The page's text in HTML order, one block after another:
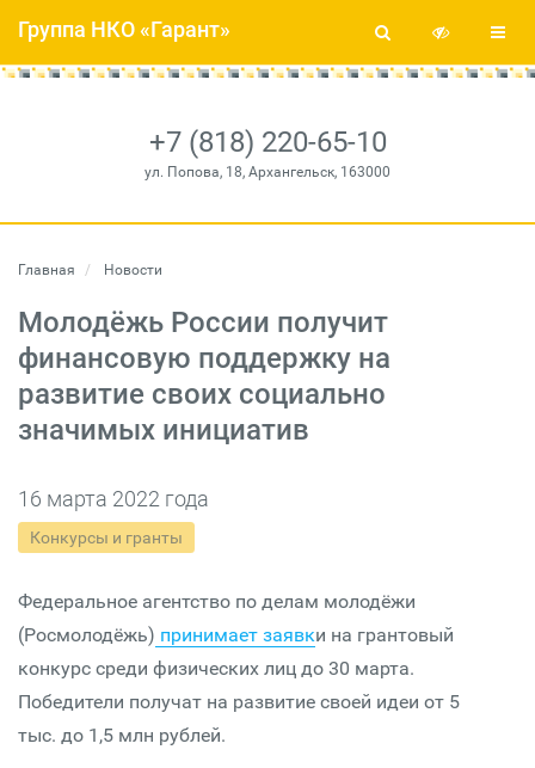
+7 (818) 220-65-10
ул. Попова, 18, Архангельск, 163000
Группа НКО «Гарант»
Главная Новости
Молодёжь России получит
финансовую поддержку на
развитие своих социально
значимых инициатив
16 марта 2022 года
Конкурсы и гранты
Федеральное агентство по делам молодёжи
(Росмолодёжь) принимает заявки на грантовый
конкурс среди физических лиц до 30 марта.
Победители получат на развитие своей идеи от 5
тыс. до 1,5 млн рублей.